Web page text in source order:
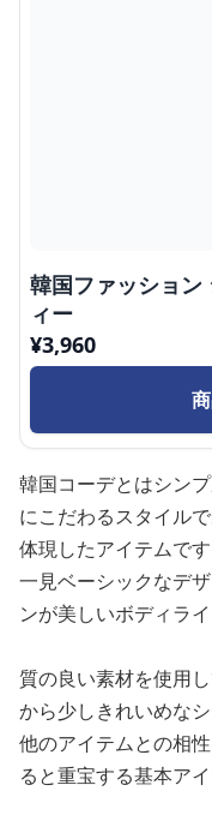
韓国ファッション
ィー
¥3,960
韓国コーデとはシン
にこだわるスタイル
体現したアイテムです
一見ベーシックなデ
ンが美しいボディラ
質の良い素材を使用
から少しきれいめな
他のアイテムとの相
ると重宝する基本ア